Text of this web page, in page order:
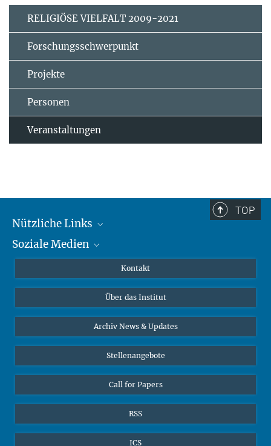
RELIGIÖSE VIELFALT 2009-2021
Forschungsschwerpunkt
Projekte
Personen
Veranstaltungen
TOP
Nützliche Links
MMG Alumni Corner
Online-Vorträge
Interviews zum Thema "Diversity"
Soziale Medien
Bluesky
Kontakt
Über das Institut
Archiv News & Updates
Stellenangebote
Call for Papers
RSS
ICS